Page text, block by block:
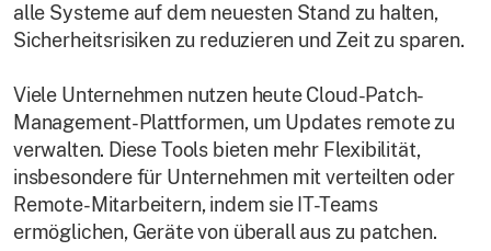
alle Systeme auf dem neuesten Stand zu halten,
Sicherheitsrisiken zu reduzieren und Zeit zu sparen.
Viele Unternehmen nutzen heute Cloud-Patch-
Management-Plattformen, um Updates remote zu
verwalten. Diese Tools bieten mehr Flexibilität,
insbesondere für Unternehmen mit verteilten oder
Remote-Mitarbeitern, indem sie IT-Teams
ermöglichen, Geräte von überall aus zu patchen.